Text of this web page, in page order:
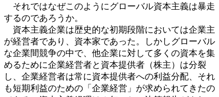
それではなぜこのようにグローバル資本主義は暴走
するのであろうか。
資本主義企業は歴史的な初期段階においては企業主
が経営者であり、資本家であった。しかしグローバル
な企業間競争の中で、他企業に対して多くの資本を集
めるために企業経営者と資本提供者（株主）は分裂
し、企業経営者は常に資本提供者への利益分配、それ
も短期利益のための「企業経営」が求められてきたの